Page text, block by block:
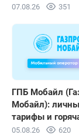
07.08.26 351
ГПБ Мобайл
Мобайл):
тарифы и
05.08.26 620